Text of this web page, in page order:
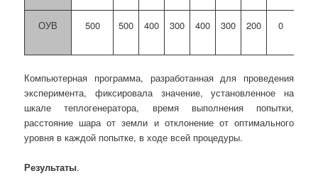
ОУВ 500 500 400 300 400 300 200 0
Компьютерная программа, разработанная для проведения
эксперимента, фиксировала значение, установленное на
шкале теплогенератора, время выполнения попытки,
расстояние шара от земли и отклонение от оптимального
уровня в каждой попытке, в ходе всей процедуры.
Результаты.